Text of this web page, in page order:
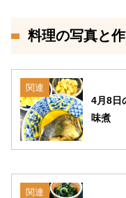
料理の写真と
関連
4月8日
味煮
関連